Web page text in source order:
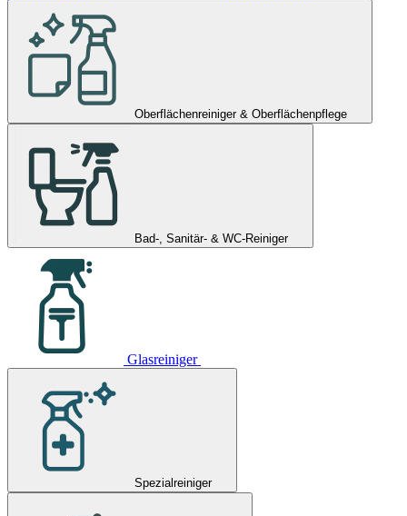
Oberflächenreiniger & Oberflächenpflege
Bad-, Sanitär- & WC-Reiniger
Glasreiniger
Spezialreiniger